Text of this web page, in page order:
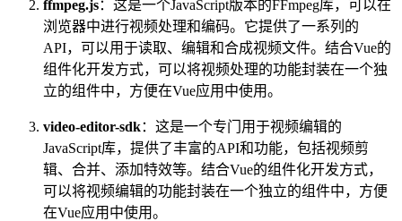
ffmpeg.js：这是一个JavaScript版本的FFmpeg库，可以在
浏览器中进行视频处理和编码。它提供了一系列的
API，可以用于读取、编辑和合成视频文件。结合Vue的
组件化开发方式，可以将视频处理的功能封装在一个独
立的组件中，方便在Vue应用中使用。
video-editor-sdk：这是一个专门用于视频编辑的
JavaScript库，提供了丰富的API和功能，包括视频剪
辑、合并、添加特效等。结合Vue的组件化开发方式，
可以将视频编辑的功能封装在一个独立的组件中，方便
在Vue应用中使用。